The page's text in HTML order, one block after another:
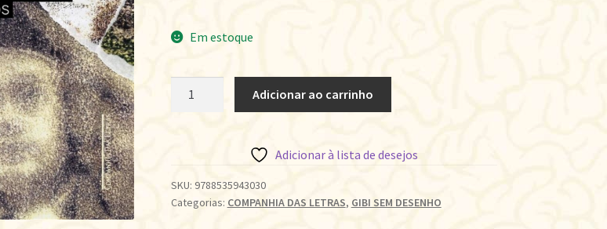
Em estoque
CACHORROS
LATIREM
Adicionar ao carrinho
Adicionar à lista de desejos
SKU: 9788535943030
Categorias: COMPANHIA DAS LETRAS, GIBI SEM DESENHO